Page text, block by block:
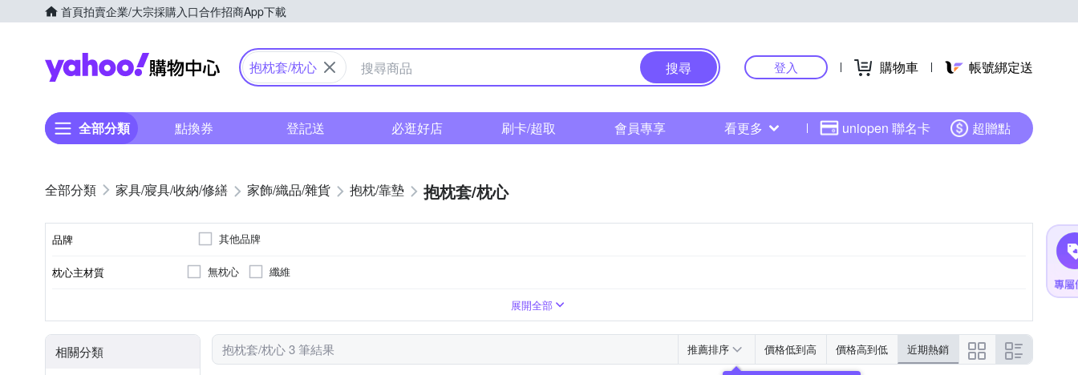
首頁拍賣企業/大宗採購入口合作招商App下載
Yahoo購物中心
抱枕套/枕心 搜尋 登入 購物車 帳號綁定送
全部分類 點換券 登記送 必逛好店 刷卡/超取 會員專享 看更多 uniopen 聯名卡 超贈點
家具/寢具/收納/修繕 家飾/織品/雜貨 抱枕/靠墊 抱枕套/枕心
品牌 其他品牌
枕心主材質 無枕心 纖維
展開全部
相關分類 抱枕套/枕心 3 筆結果 推薦排序 價格低到高 價格高到低 近期熱銷